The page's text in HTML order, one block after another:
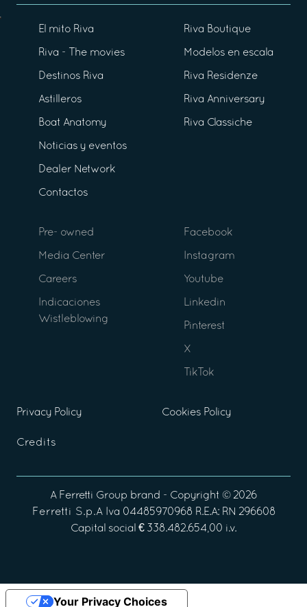
El mito Riva
Riva - The movies
Destinos Riva
Astilleros
Boat Anatomy
Noticias y eventos
Dealer Network
Contactos
Riva Boutique
Modelos en escala
Riva Residenze
Riva Anniversary
Riva Classiche
Pre- owned
Media Center
Careers
Indicaciones
Wistleblowing
Facebook
Instagram
Youtube
Linkedin
Pinterest
X
TikTok
Privacy Policy Cookies Policy
Credits
A Ferretti Group brand - Copyright © 2026
Ferretti S.p.AIva 04485970968 R.E.A: RN 296608
Capital social € 338.482.654,00 i.v.
Your Privacy Choices